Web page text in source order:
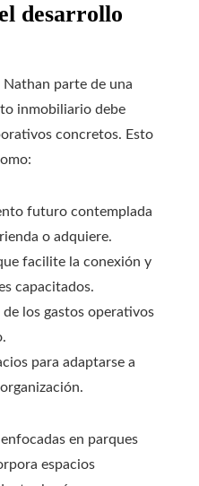
desarrollo
parte de una
inmobiliario debe
concretos. Esto
futuro contemplada
o adquiere.
facilite la conexión y
capacitados.
los gastos operativos
para adaptarse a
en parques
espacios